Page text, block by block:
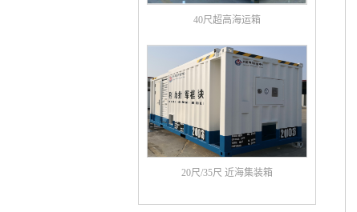
40尺超高海运箱
20尺/35尺 近海集装箱